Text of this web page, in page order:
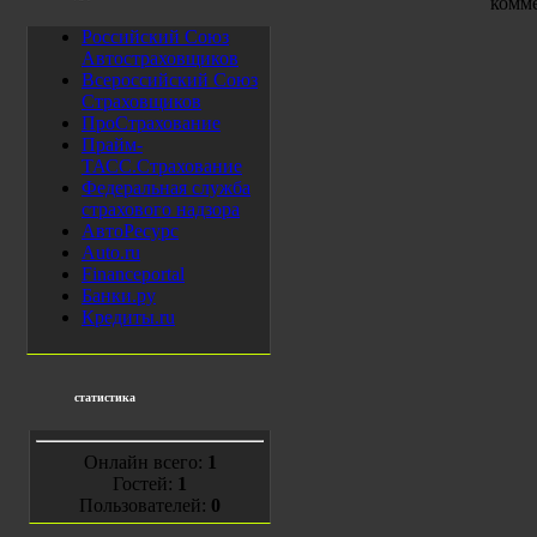
Российский Союз
Автостраховщиков
Всероссийский Союз
Страховщиков
ПроСтрахование
Прайм-
ТАСС.Страхование
Федеральная служба
страхового надзора
АвтоРесурс
Auto.ru
Financeportal
Банки.ру
Кредиты.ru
статистика
Онлайн всего: 1
Гостей: 1
Пользователей: 0